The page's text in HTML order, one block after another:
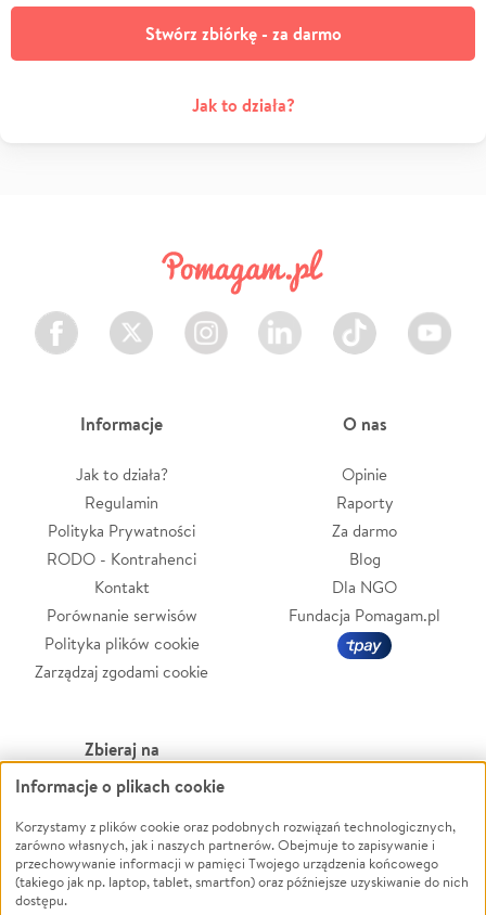
Stwórz zbiórkę - za darmo
Jak to działa?
Facebook Twitter Instagram LinkedIn TikTok Youtube
Informacje
Jak to działa?
Regulamin
Polityka Prywatności
RODO - Kontrahenci
Kontakt
Porównanie serwisów
Polityka plików cookie
Zarządzaj zgodami cookie
O nas
Opinie
Raporty
Za darmo
Blog
Dla NGO
Fundacja Pomagam.pl
Zbieraj na
Leczenie
Zwierzęta
Pożar
Ukraina
Powódź
Wichura
NGO
Informacje o plikach cookie
Korzystamy z plików cookie oraz podobnych rozwiązań technologicznych,
zarówno własnych, jak i naszych partnerów. Obejmuje to zapisywanie i
przechowywanie informacji w pamięci Twojego urządzenia końcowego
(takiego jak np. laptop, tablet, smartfon) oraz późniejsze uzyskiwanie do nich
dostępu.